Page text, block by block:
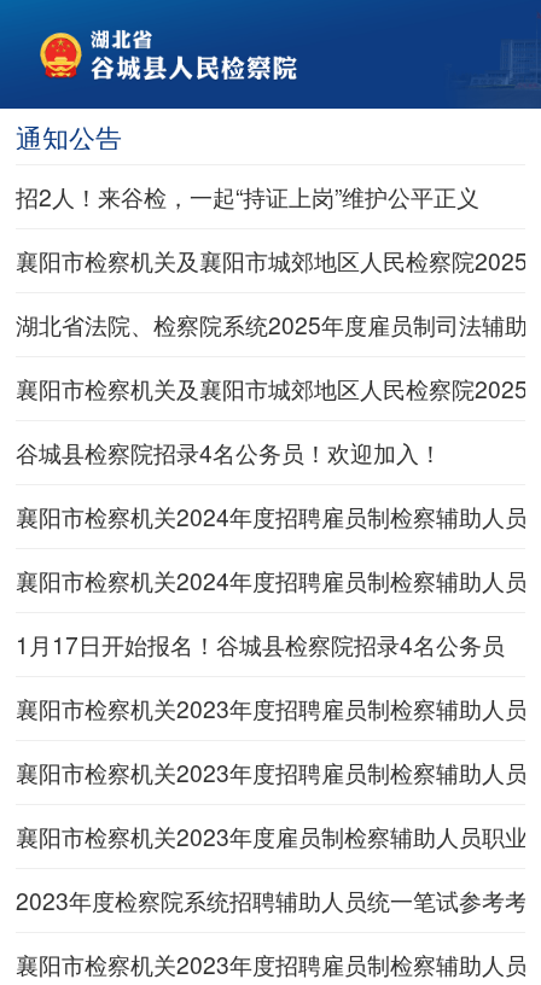
通知公告
招2人！来谷检，一起“持证上岗”维护公平正义
襄阳市检察机关及襄阳市城郊地区人民检察院
湖北省法院、检察院系统2025年度雇员制司法辅助
襄阳市检察机关及襄阳市城郊地区人民检察院
谷城县检察院招录4名公务员！欢迎加入！
襄阳市检察机关2024年度招聘雇员制检察辅助人员
襄阳市检察机关2024年度招聘雇员制检察辅助人员
1月17日开始报名！谷城县检察院招录4名公务员
襄阳市检察机关2023年度招聘雇员制检察辅助人
襄阳市检察机关2023年度招聘雇员制检察辅助人员
襄阳市检察机关2023年度雇员制检察辅助人员职业
2023年度检察院系统招聘辅助人员统一笔试参考考
襄阳市检察机关2023年度招聘雇员制检察辅助人员